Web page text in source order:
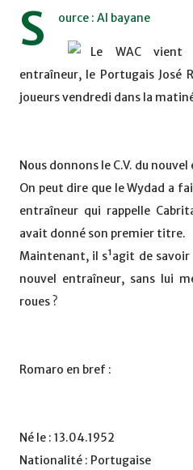
S ource : Al bayane
Le WAC vient
entraîneur, le Portugais José
joueurs vendredi dans la
Nous donnons le C.V. du
On peut dire que le Wydad a
entraîneur qui rappelle
avait donné son premier titre.
Maintenant, il s¹agit de
nouvel entraîneur, sans lui
roues ?
Romaro en bref :
Né le : 13.04.1952
Nationalité : Portugaise